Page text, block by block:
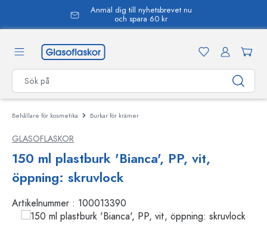
Anmäl dig till nyhetsbrevet nu
och spara 60 kr
Behållare för kosmetika Burkar för krämer
GLASOFLASKOR
150 ml plastburk 'Bianca', PP, vit,
öppning: skruvlock
Artikelnummer : 100013390